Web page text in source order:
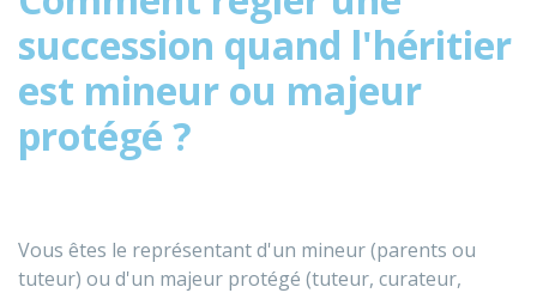
succession quand l'héritier
est mineur ou majeur
protégé ?
Vous êtes le représentant d'un mineur (parents ou
tuteur) ou d'un majeur protégé (tuteur, curateur,